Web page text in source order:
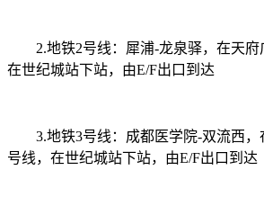
2.地铁2号线：犀浦-龙泉驿，在天府
在世纪城站下站，由E/F出口到达
3.地铁3号线：成都医学院-双流西，
号线，在世纪城站下站，由E/F出口到达